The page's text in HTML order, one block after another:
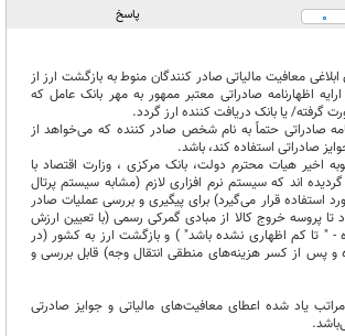
0 پاسخ
ابلاغی معافیت مالیاتی صادر کنندگان منوط به بازگشت ارز از
اظهارنامه صادراتی معتبر ممهور به مهر بانک عامل که
گرفته/ یا بانک دریافت کننده ارز گردد.
صادراتی حتماً به نام شخص صادر کننده که می‌خواهد از
صادراتی استفاده کند، باشد.
اخیر هیات محترم دولت، بانک مرکزی ، وزارت اقتصاد با
اند که سیستم نرم افزاری لازم (مشابه سیستم پرتال
استفاده قرار می‌گیرد) برای پیگیری و بررسی عملیات صادر
تا پروسه خروج کالا از مبادی گمرکی رسمی (با تعیین ارزش
- " تا کم اظهاری نشده باشد" ) و بازگشت ارز به کشور (در
پس از کسر هزینه‌های منطقی انتقال وجه) قابل بررسی و
یاد شده اعطای معافیت‌های مالیاتی و جوایز صادرتی